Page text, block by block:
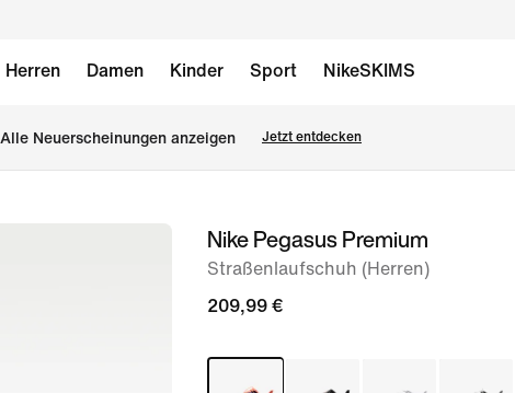
Herren Damen Kinder Sport NikeSKIMS
Alle Neuerscheinungen anzeigen Jetzt entdecken
Bild 1Nike Pegasus Premium
Straßenlaufschuh (Herren)
209,99 €